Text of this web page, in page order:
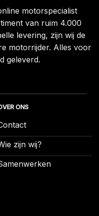
motorspecialist
van ruim 4.000
levering, zijn wij de
motorrijder. Alles voor
geleverd.
ONS
zijn wij?